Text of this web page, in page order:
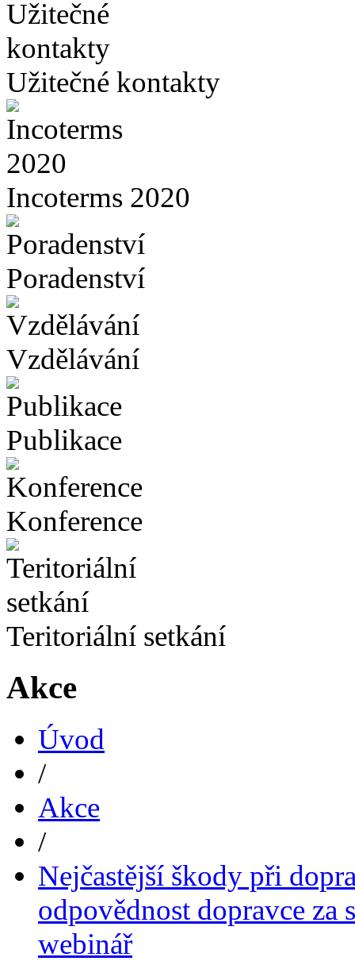
Užitečné kontakty
Incoterms 2020
Poradenství
Vzdělávání
Publikace
Konference
Teritoriální setkání
Akce
Úvod
/
Akce
/
Nejčastější škody při
odpovědnost dopravce za
webinář